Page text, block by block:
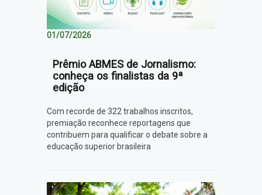
01/07/2026
Prêmio ABMES de Jornalismo:
conheça os finalistas da 9ª
edição
Com recorde de 322 trabalhos inscritos,
premiação reconhece reportagens que
contribuem para qualificar o debate sobre a
educação superior brasileira